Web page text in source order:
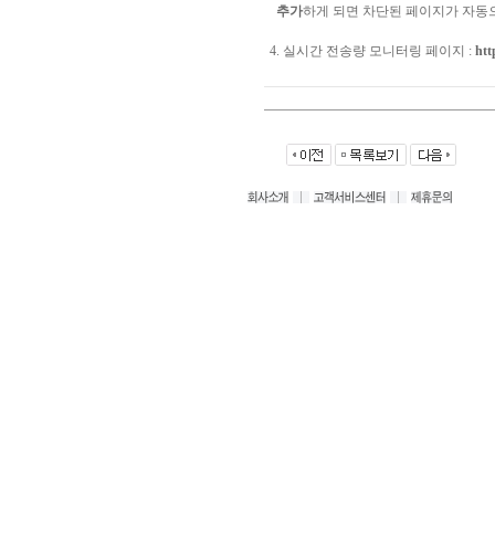
추가하게 되면 차단된 페이지가 자동
4. 실시간 전송량 모니터링 페이지 :